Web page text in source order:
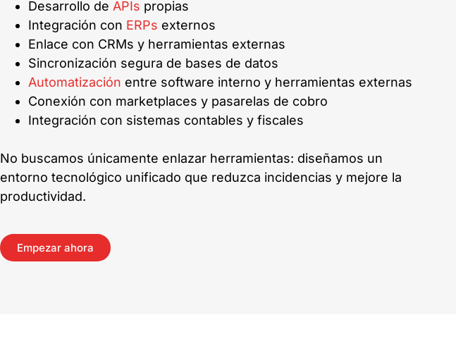
Desarrollo de APIs propias
Integración con ERPs externos
Enlace con CRMs y herramientas externas
Sincronización segura de bases de datos
Automatización entre software interno y herramientas externas
Conexión con marketplaces y pasarelas de cobro
Integración con sistemas contables y fiscales
No buscamos únicamente enlazar herramientas: diseñamos un
entorno tecnológico unificado que reduzca incidencias y mejore la
productividad.
Empezar ahora